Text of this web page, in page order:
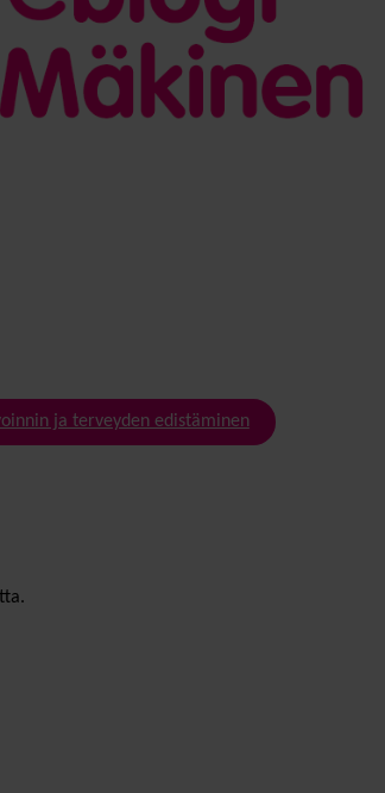
ja terveyden edistäminen